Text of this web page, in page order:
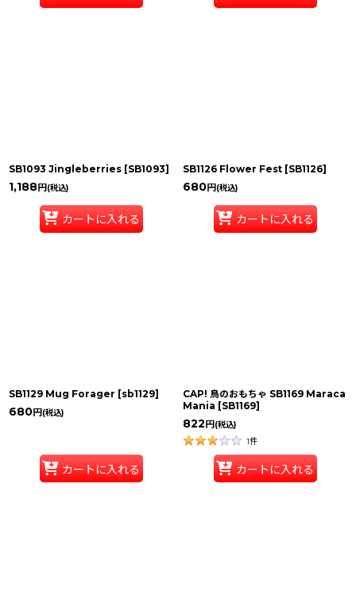
SB1093 Jingleberries [SB1093]
1,188円(税込)
カートに入れる
SB1126 Flower Fest [SB1126]
680円(税込)
カートに入れる
SB1129 Mug Forager [sb1129]
680円(税込)
カートに入れる
CAP! 鳥のおもちゃ SB1169 Maraca
Mania [SB1169]
822円(税込)
1件
カートに入れる